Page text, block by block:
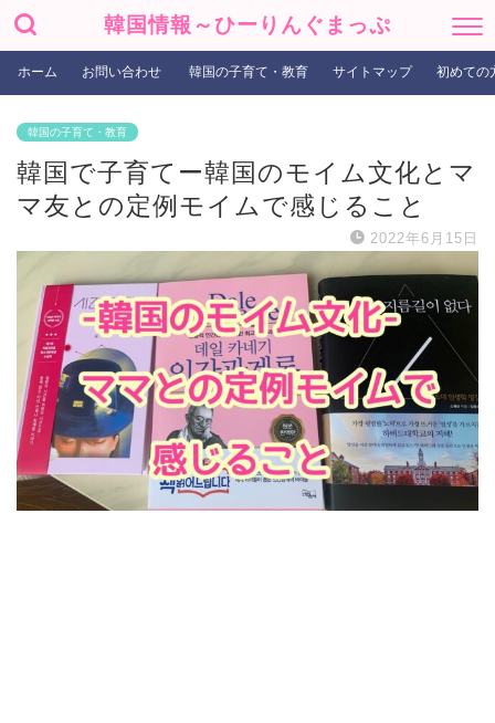
韓国情報～ひーりんぐまっぷ
ホーム お問い合わせ 韓国の子育て・教育 サイトマップ 初めての
韓国の子育て・教育
韓国で子育てー韓国のモイム文化とマ
マ友との定例モイムで感じること
2022年6月15日